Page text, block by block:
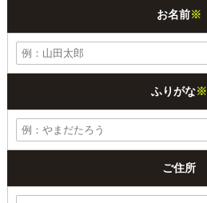
お名前※
ふりがな※
ご住所